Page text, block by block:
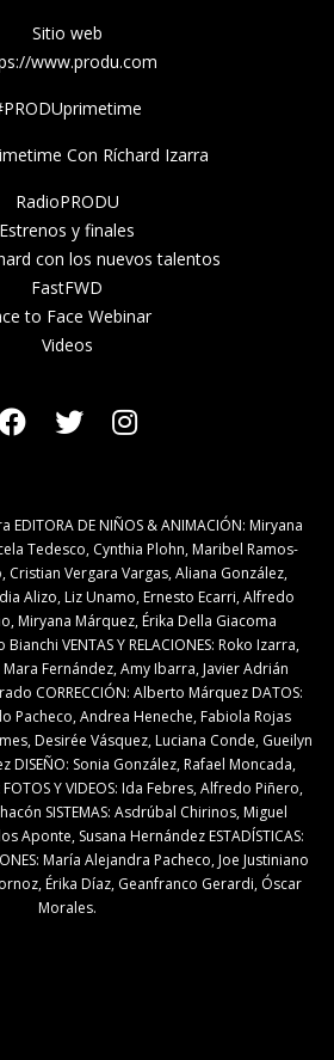
Sitio web
www.produ.com
Con Ríchard Izarra
RadioPRODU
Estrenos y finales
con los nuevos talentos
FastFWD
to Face Webinar
Videos
EDITORA DE NIÑOS & ANIMACIÓN: Miryana
Tedesco, Cynthia Plohn, Maribel Ramos-
Cristian Vergara Vargas, Aliana González,
Alizo, Liz Unamo, Ernesto Ecarri, Alfredo
Miryana Márquez, Érika Della Giacoma
VENTAS Y RELACIONES: Roko Izarra,
Fernández, Amy Ibarra, Javier Adrián
CORRECCIÓN: Alberto Márquez DATOS:
Pacheco, Andrea Heneche, Fabiola Rojas
Desirée Vásquez, Luciana Conde, Gueilyn
DISEÑO: Sonia González, Rafael Moncada,
Y VIDEOS: Ida Febres, Alfredo Piñero,
SISTEMAS: Asdrúbal Chirinos, Miguel
Aponte, Susana Hernández ESTADÍSTICAS:
María Alejandra Pacheco, Joe Justiniano
Érika Díaz, Geanfranco Gerardi, Óscar
Morales.